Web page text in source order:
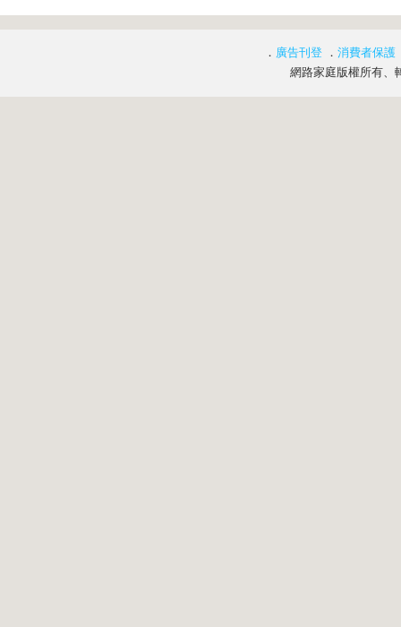
． 廣告刊登 ． 消費者保護
網路家庭版權所有、